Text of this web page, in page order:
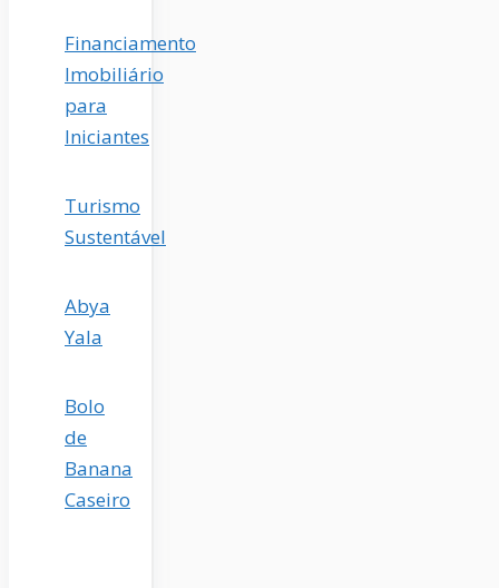
Financiamento
Imobiliário
para
Iniciantes
Turismo
Sustentável
Abya
Yala
Bolo
de
Banana
Caseiro